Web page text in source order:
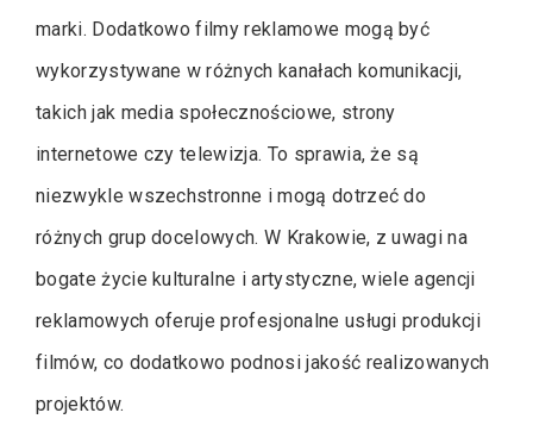
marki. Dodatkowo filmy reklamowe mogą być
wykorzystywane w różnych kanałach komunikacji,
takich jak media społecznościowe, strony
internetowe czy telewizja. To sprawia, że są
niezwykle wszechstronne i mogą dotrzeć do
różnych grup docelowych. W Krakowie, z uwagi na
bogate życie kulturalne i artystyczne, wiele agencji
reklamowych oferuje profesjonalne usługi produkcji
filmów, co dodatkowo podnosi jakość realizowanych
projektów.